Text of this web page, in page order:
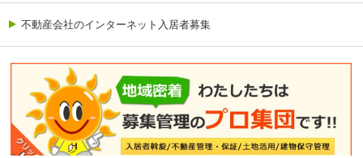
不動産会社のインターネット入居者募集